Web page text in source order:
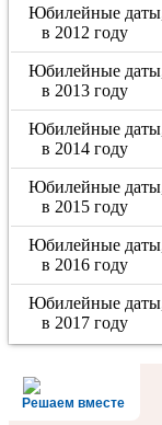
Юбилейные даты,
в 2012 году
Юбилейные даты,
в 2013 году
Юбилейные даты,
в 2014 году
Юбилейные даты,
в 2015 году
Юбилейные даты,
в 2016 году
Юбилейные даты,
в 2017 году
Решаем вместе